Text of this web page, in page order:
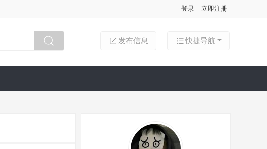
登录 立即注册
快捷导航
发布信息